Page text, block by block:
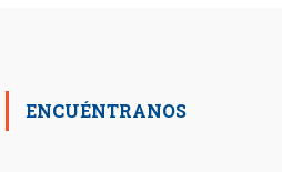
ENCUÉNTRANOS